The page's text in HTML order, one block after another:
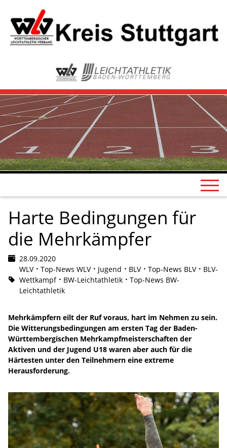
Harte Bedingungen für
die Mehrkämpfer
28.09.2020
WLV
Top-News WLV Jugend BLV Top-News BLV
BLV-
Wettkampf
BW-Leichtathletik
Top-News BW-
Leichtathletik
Mehrkämpfern eilt der Ruf voraus, hart im Nehmen zu sein.
Die Witterungsbedingungen am ersten Tag der Baden-
Württembergischen Mehrkampfmeisterschaften der
Aktiven und der Jugend U18 waren aber auch für die
Härtesten unter den Teilnehmern eine extreme
Herausforderung.